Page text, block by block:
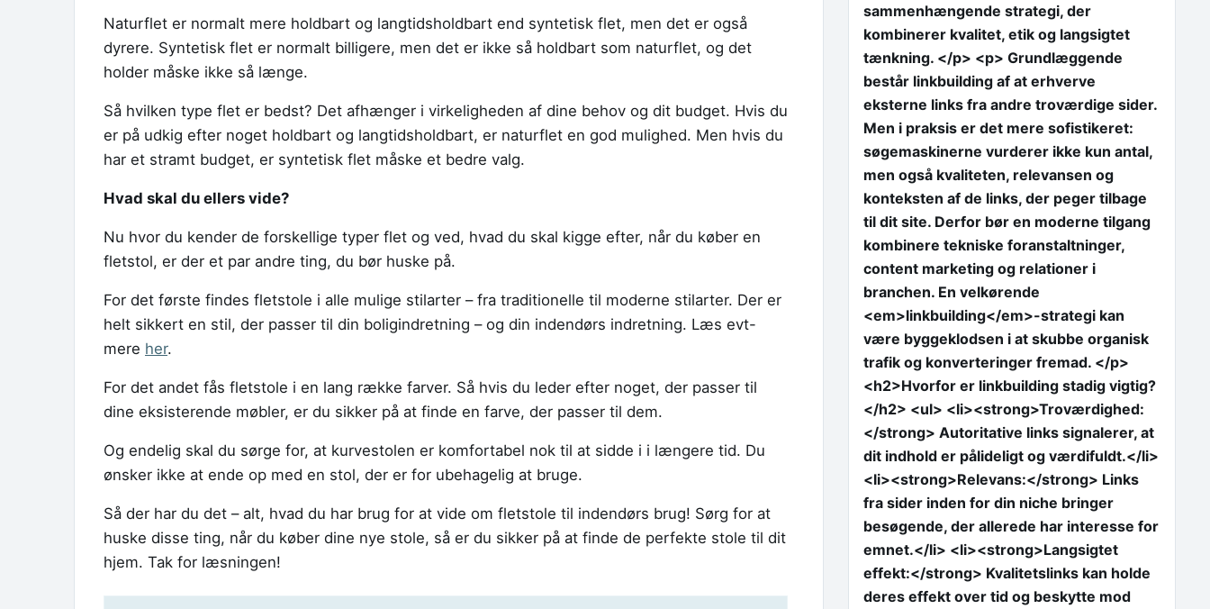
Naturflet er normalt mere holdbart og langtidsholdbart end syntetisk flet, men det er også
dyrere. Syntetisk flet er normalt billigere, men det er ikke så holdbart som naturflet, og det
holder måske ikke så længe.
Så hvilken type flet er bedst? Det afhænger i virkeligheden af dine behov og dit budget. Hvis du
er på udkig efter noget holdbart og langtidsholdbart, er naturflet en god mulighed. Men hvis du
har et stramt budget, er syntetisk flet måske et bedre valg.
Hvad skal du ellers vide?
Nu hvor du kender de forskellige typer flet og ved, hvad du skal kigge efter, når du køber en
fletstol, er der et par andre ting, du bør huske på.
For det første findes fletstole i alle mulige stilarter – fra traditionelle til moderne stilarter. Der er
helt sikkert en stil, der passer til din boligindretning – og din indendørs indretning. Læs evt-
mere her.
For det andet fås fletstole i en lang række farver. Så hvis du leder efter noget, der passer til
dine eksisterende møbler, er du sikker på at finde en farve, der passer til dem.
Og endelig skal du sørge for, at kurvestolen er komfortabel nok til at sidde i i længere tid. Du
ønsker ikke at ende op med en stol, der er for ubehagelig at bruge.
Så der har du det – alt, hvad du har brug for at vide om fletstole til indendørs brug! Sørg for at
huske disse ting, når du køber dine nye stole, så er du sikker på at finde de perfekte stole til dit
hjem. Tak for læsningen!
sammenhængende strategi, der
kombinerer kvalitet, etik og langsigtet
tænkning. </p> <p> Grundlæggende
består linkbuilding af at erhverve
eksterne links fra andre troværdige sider.
Men i praksis er det mere sofistikeret:
søgemaskinerne vurderer ikke kun antal,
men også kvaliteten, relevansen og
konteksten af de links, der peger tilbage
til dit site. Derfor bør en moderne tilgang
kombinere tekniske foranstaltninger,
content marketing og relationer i
branchen. En velkørende
<em>linkbuilding</em>-strategi kan
være byggeklodsen i at skubbe organisk
trafik og konverteringer fremad. </p>
<h2>Hvorfor er linkbuilding stadig vigtig?
</h2> <ul> <li><strong>Troværdighed:
</strong> Autoritative links signalerer, at
dit indhold er pålideligt og værdifuldt.</li>
<li><strong>Relevans:</strong> Links
fra sider inden for din niche bringer
besøgende, der allerede har interesse for
emnet.</li> <li><strong>Langsigtet
effekt:</strong> Kvalitetslinks kan holde
deres effekt over tid og beskytte mod